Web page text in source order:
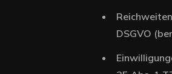
DSGVO